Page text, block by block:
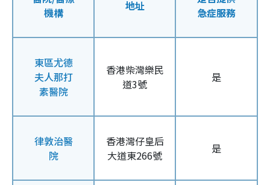
機構
地址
急症服務
東區尤德
夫人那打
素醫院
香港柴灣樂民
道3號
是
律敦治醫
院
香港灣仔皇后
大道東266號
是